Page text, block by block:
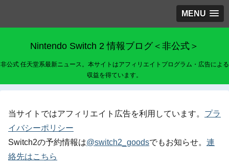
MENU
Nintendo Switch 2 情報ブログ＜非公式＞
非公式 任天堂系最新ニュース。本サイトはアフィリエイトプログラム・広告による
収益を得ています。
当サイトではアフィリエイト広告を利用しています。 プラ
イバシーポリシー
Switch2の予約情報は@switch2_goodsでもお知らせ。 連
絡先はこちら